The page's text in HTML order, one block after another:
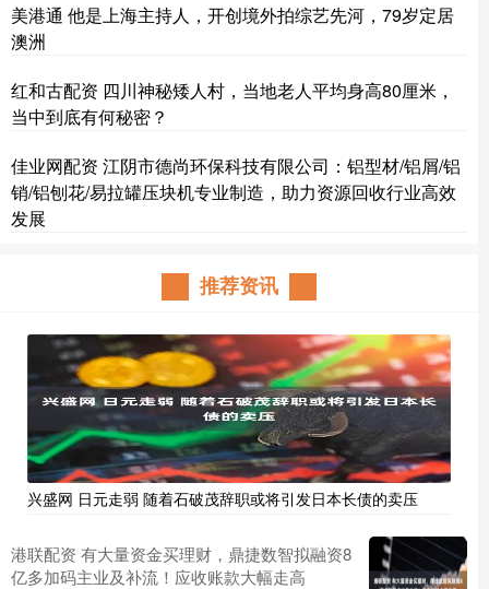
美港通 他是上海主持人，开创境外拍综艺先河，79岁定居
澳洲
红和古配资 四川神秘矮人村，当地老人平均身高80厘米，
当中到底有何秘密？
佳业网配资 江阴市德尚环保科技有限公司：铝型材/铝屑/铝
销/铝刨花/易拉罐压块机专业制造，助力资源回收行业高效
发展
推荐资讯
兴盛网 日元走弱 随着石破茂辞职或将引发日本长债的卖压
港联配资 有大量资金买理财，鼎捷数智拟融资8
亿多加码主业及补流！应收账款大幅走高